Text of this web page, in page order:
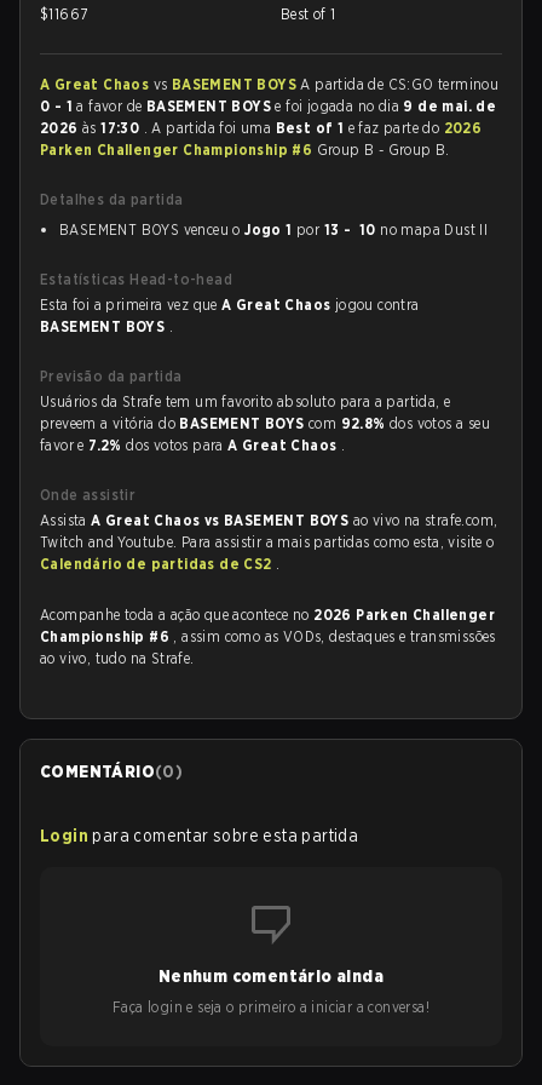
$11667
Best of 1
A Great Chaos vs BASEMENT BOYSA partida de CS:GO terminou
0 - 1 a favor de BASEMENT BOYSe foi jogada no dia 9 de mai. de
2026 às17:30 . A partida foi uma Best of 1 e faz parte do 2026
Parken Challenger Championship #6 Group B - Group B.
Detalhes da partida
BASEMENT BOYS venceu oJogo 1 por 13 - 10 no mapa Dust II
Estatísticas Head-to-head
Esta foi a primeira vez queA Great Chaos jogou contra
BASEMENT BOYS .
Previsão da partida
Usuários da Strafe tem um favorito absoluto para a partida, e
preveem a vitória do BASEMENT BOYScom 92.8%dos votos a seu
favor e 7.2%dos votos paraA Great Chaos .
Onde assistir
AssistaA Great Chaos vs BASEMENT BOYS ao vivo na strafe.com,
Twitch and Youtube. Para assistir a mais partidas como esta, visite o
Calendário de partidas de CS2 .
Acompanhe toda a ação que acontece no 2026 Parken Challenger
Championship #6 , assim como as VODs, destaques e transmissões
ao vivo, tudo na Strafe.
COMENTÁRIO(0)
Login para comentar sobre esta partida
Nenhum comentário ainda
Faça login e seja o primeiro a iniciar a conversa!